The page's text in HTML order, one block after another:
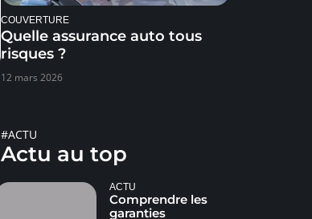
COUVERTURE
Quelle assurance auto tous
risques ?
12 mars 2026
#ACTU
Actu au top
ACTU
Comprendre les
garanties